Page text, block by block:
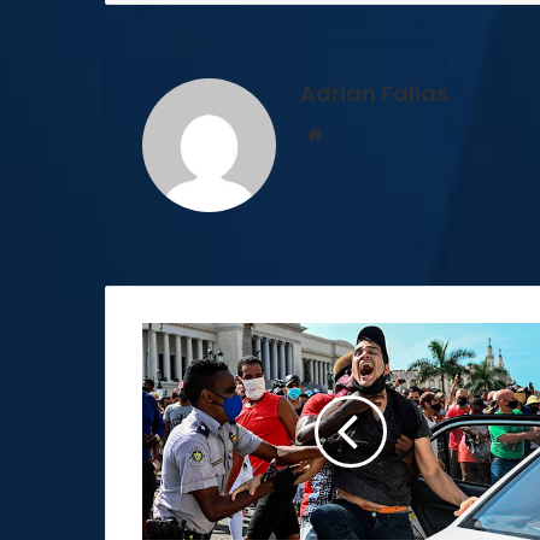
Adrian Fallas
Costa
Rica
condena
violencia
contra
manifestantes
en
Cuba